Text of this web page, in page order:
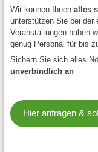
Wir können Ihnen alles
unterstützen Sie bei der
Veranstaltungen haben
genug Personal für bis
Sichern Sie sich alles
unverbindlich an
Hier anfragen &